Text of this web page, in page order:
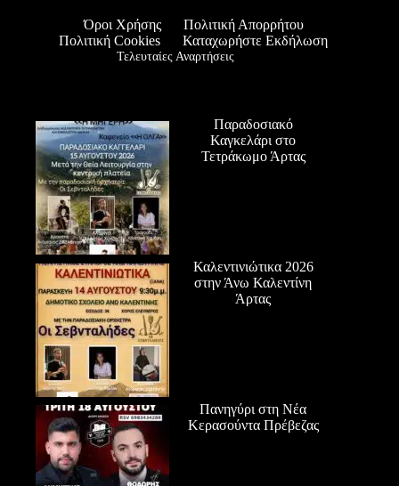
Όροι Χρήσης
Πολιτική Απορρήτου
Πολιτική Cookies
Καταχωρήστε Εκδήλωση
Τελευταίες Αναρτήσεις
Παραδοσιακό
Καγκελάρι στο
Τετράκωμο Άρτας
Καλεντινιώτικα 2026
στην Άνω Καλεντίνη
Άρτας
Πανηγύρι στη Νέα
Κερασούντα Πρέβεζας